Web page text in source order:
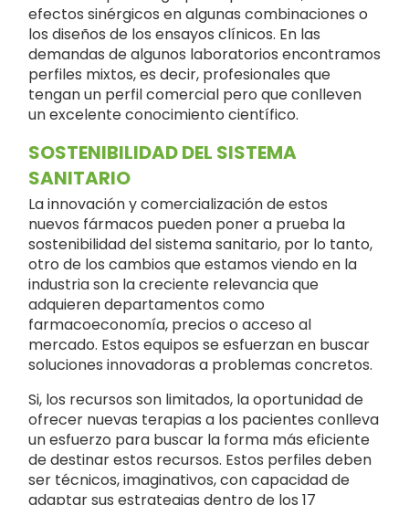
efectos sinérgicos en algunas combinaciones o
los diseños de los ensayos clínicos. En las
demandas de algunos laboratorios encontramos
perfiles mixtos, es decir, profesionales que
tengan un perfil comercial pero que conlleven
un excelente conocimiento científico.
SOSTENIBILIDAD DEL SISTEMA
SANITARIO
La innovación y comercialización de estos
nuevos fármacos pueden poner a prueba la
sostenibilidad del sistema sanitario, por lo tanto,
otro de los cambios que estamos viendo en la
industria son la creciente relevancia que
adquieren departamentos como
farmacoeconomía, precios o acceso al
mercado. Estos equipos se esfuerzan en buscar
soluciones innovadoras a problemas concretos.
Si, los recursos son limitados, la oportunidad de
ofrecer nuevas terapias a los pacientes conlleva
un esfuerzo para buscar la forma más eficiente
de destinar estos recursos. Estos perfiles deben
ser técnicos, imaginativos, con capacidad de
adaptar sus estrategias dentro de los 17